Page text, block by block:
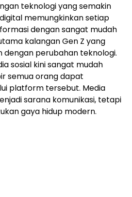
teknologi yang semakin
memungkinkan setiap
dengan sangat mudah
kalangan Gen Z yang
dengan perubahan teknologi.
sosial kini sangat mudah
semua orang dapat
platform tersebut. Media
sarana komunikasi, tetapi
gaya hidup modern.